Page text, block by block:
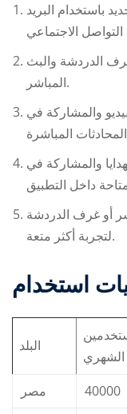
باستخدام البريد
الدردشة والبث
المباشر.
والمشاركة في
والمشاركة في
أو غرف الدردشة
لتجربة أكثر متعة.
البلد
الشهري
مصر
40000